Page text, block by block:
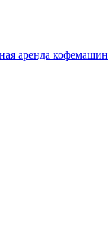
аренда кофемашин